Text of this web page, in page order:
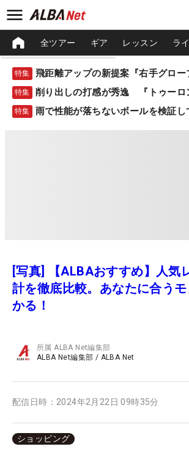
全ツアー ギア レッスン ラ
特集
特集 削り出しの打感が秀逸 『トゥーロ
特集 雨で性能が落ちないボールを検証し
[写真] 【ALBAおすすめ】人気
計を徹底比較。あなたに合う
かる！
所属ALBA Net編集部
ALBA Net編集部 / ALBA Net
配信日時： 2024年2月22日 09時35分
ショッピング